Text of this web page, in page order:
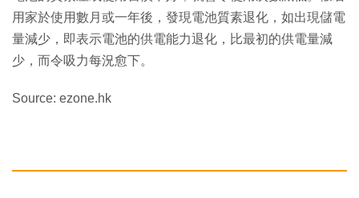
用家於使用數月或一年後，發現電池質素退化，如出現儲電
量減少，即表示電池的供電能力退化，比最初的供電量減
少，而令吸力每況愈下。
Source: ezone.hk